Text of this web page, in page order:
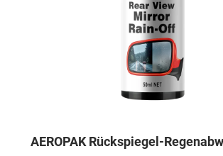
AEROPAK Rückspiegel-